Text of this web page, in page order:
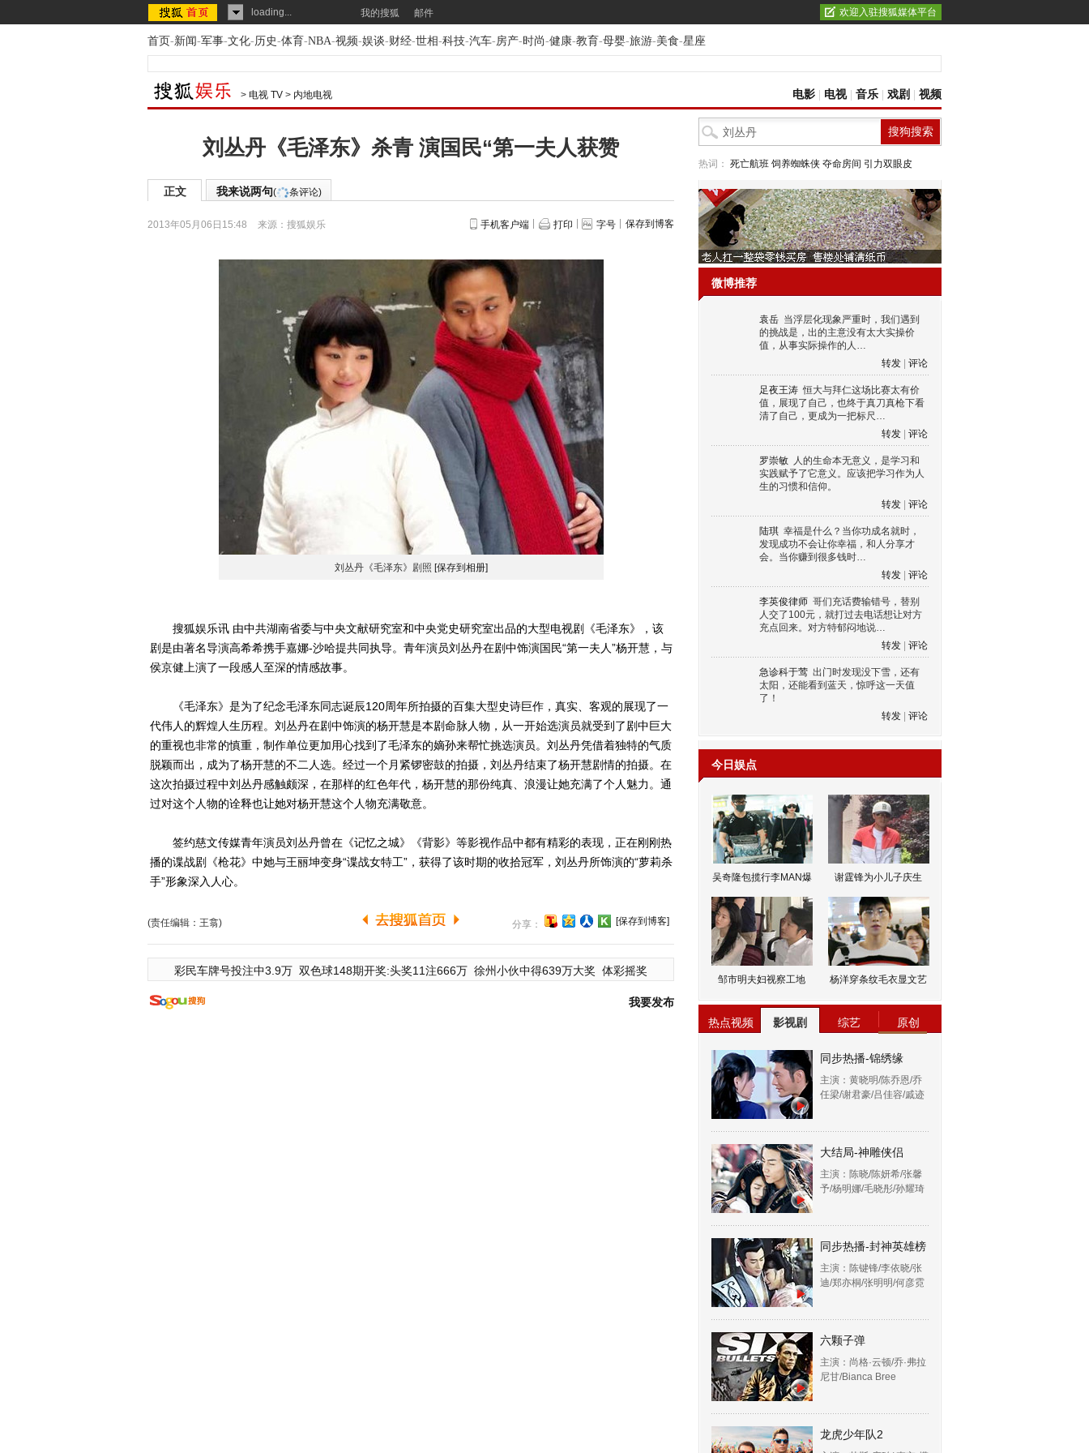
loading... 我的搜狐 邮件 欢迎入驻搜狐媒体平台
首页-新闻-军事-文化-历史-体育-NBA-视频-娱谈-财经-世相-科技-汽车-房产-时尚-健康-教育-母婴-旅游-美食-星座
> 电视 TV > 内地电视 电影 电视| 音乐 戏剧 视频
刘丛丹《毛泽东》杀青 演国民“第一夫人获赞
正文 我来说两句( 条评论)
2013年05月06日15:48 来源： 搜狐娱乐 手机客户端 打印 字号 保存到博客
刘丛丹《毛泽东》剧照 [保存到相册]
搜狐娱乐讯 由中共湖南省委与中央文献研究室和中央党史研究室出品的大型电视剧《毛泽东》，该
剧是由著名导演高希希携手嘉娜-沙哈提共同执导。青年演员刘丛丹在剧中饰演国民“第一夫人”杨开慧，与
侯京健上演了一段感人至深的情感故事。
《毛泽东》是为了纪念毛泽东同志诞辰120周年所拍摄的百集大型史诗巨作，真实、客观的展现了一
代伟人的辉煌人生历程。刘丛丹在剧中饰演的杨开慧是本剧命脉人物，从一开始选演员就受到了剧中巨大
的重视也非常的慎重，制作单位更加用心找到了毛泽东的嫡孙来帮忙挑选演员。刘丛丹凭借着独特的气质
脱颖而出，成为了杨开慧的不二人选。经过一个月紧锣密鼓的拍摄，刘丛丹结束了杨开慧剧情的拍摄。在
这次拍摄过程中刘丛丹感触颇深，在那样的红色年代，杨开慧的那份纯真、浪漫让她充满了个人魅力。通
过对这个人物的诠释也让她对杨开慧这个人物充满敬意。
签约慈文传媒青年演员刘丛丹曾在《记忆之城》《背影》等影视作品中都有精彩的表现，正在刚刚热
播的谍战剧《枪花》中她与王丽坤变身“谍战女特工”，获得了该时期的收拾冠军，刘丛丹所饰演的“萝莉杀
手”形象深入人心。
(责任编辑：王翕) 分享： [保存到博客]
彩民车牌号投注中3.9万 双色球148期开奖:头奖11注666万 徐州小伙中得639万大奖 体彩摇奖
我要发布
热词： 死亡航班 饲养蜘蛛侠 夺命房间 引力双眼皮
微博推荐
袁岳 当浮层化现象严重时，我们遇到
的挑战是，出的主意没有太大实操价
值，从事实际操作的人…
转发
评论
足夜王涛 恒大与拜仁这场比赛太有价
值，展现了自己，也终于真刀真枪下看
清了自己，更成为一把标尺…
转发
评论
罗崇敏 人的生命本无意义，是学习和
实践赋予了它意义。应该把学习作为人
生的习惯和信仰。
转发
评论
陆琪 幸福是什么？当你功成名就时，
发现成功不会让你幸福，和人分享才
会。当你赚到很多钱时…
转发
评论
李英俊律师 哥们充话费输错号，替别
人交了100元，就打过去电话想让对方
充点回来。对方特郁闷地说…
转发
评论
急诊科于莺 出门时发现没下雪，还有
太阳，还能看到蓝天，惊呼这一天值
了！
转发
评论
今日娱点
吴奇隆包揽行李MAN爆 谢霆锋为小儿子庆生
邹市明夫妇视察工地 杨洋穿条纹毛衣显文艺
热点视频 影视剧 综艺 原创
同步热播-锦绣缘
主演：黄晓明/陈乔恩/乔
任梁/谢君豪/吕佳容/戚迹
大结局-神雕侠侣
主演：陈晓/陈妍希/张馨
予/杨明娜/毛晓彤/孙耀琦
同步热播-封神英雄榜
主演：陈键锋/李依晓/张
迪/郑亦桐/张明明/何彦霓
六颗子弹
主演：尚格·云顿/乔·弗拉
尼甘/Bianca Bree
龙虎少年队2